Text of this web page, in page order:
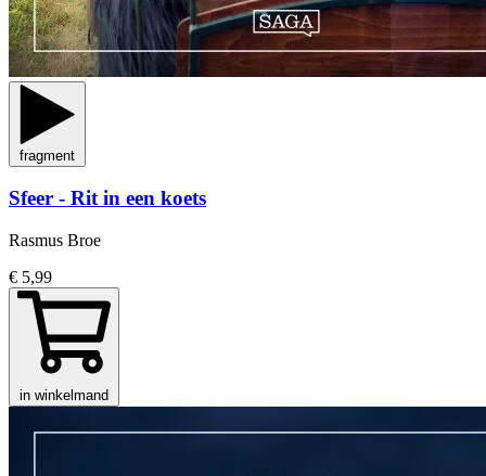
fragment
Sfeer - Rit in een koets
Rasmus Broe
€ 5,99
in winkelmand